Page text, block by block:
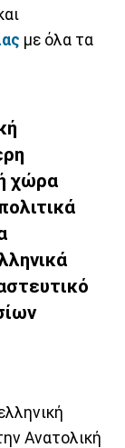
με όλα τα
χώρα
Ανατολική